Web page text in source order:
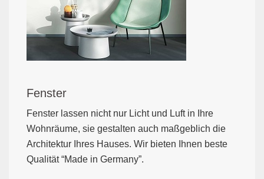
Fenster
Fenster lassen nicht nur Licht und Luft in Ihre
Wohnräume, sie gestalten auch maßgeblich die
Architektur Ihres Hauses. Wir bieten Ihnen beste
Qualität “Made in Germany”.